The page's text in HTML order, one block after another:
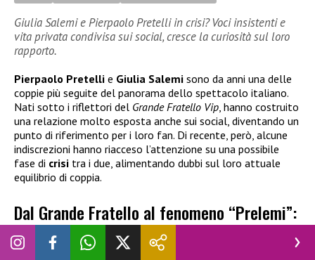
Giulia Salemi e Pierpaolo Pretelli in crisi? Voci insistenti e
vita privata condivisa sui social, cresce la curiosità sul loro
rapporto.
Pierpaolo Pretelli e Giulia Salemi sono da anni una delle
coppie più seguite del panorama dello spettacolo italiano.
Nati sotto i riflettori del Grande Fratello Vip , hanno costruito
una relazione molto esposta anche sui social, diventando un
punto di riferimento per i loro fan. Di recente, però, alcune
indiscrezioni hanno riacceso l’attenzione su una possibile
fase di crisi tra i due, alimentando dubbi sul loro attuale
equilibrio di coppia.
Dal Grande Fratello al fenomeno “Prelemi”:
l’amore tra Giulia Salemi e Pierpaolo
Pretelli